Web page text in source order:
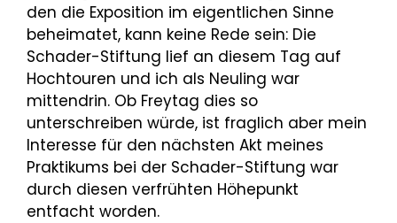
den die Exposition im eigentlichen Sinne
beheimatet, kann keine Rede sein: Die
Schader-Stiftung lief an diesem Tag auf
Hochtouren und ich als Neuling war
mittendrin. Ob Freytag dies so
unterschreiben würde, ist fraglich aber mein
Interesse für den nächsten Akt meines
Praktikums bei der Schader-Stiftung war
durch diesen verfrühten Höhepunkt
entfacht worden.